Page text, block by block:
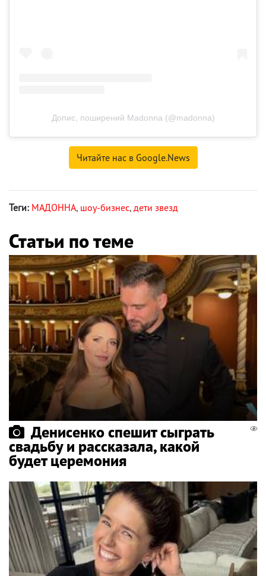
Допис, поширений Madonna (@madonna)
Читайте нас в Google.News
Теги: МАДОННА, шоу-бизнес, дети звезд
Статьи по теме
Денисенко спешит сыграть
свадьбу и рассказала, какой
будет церемония